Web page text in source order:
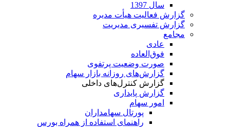
سال 1397
گزارش فعالیت هیأت مدیره
گزارش تفسیری مدیریت
مجامع
عادی
فوق‌العاده
صورت وضعیت پرتفوی
گزارش‌های روزانه بازار سهام
گزارش کنترل‌های داخلی
گزارش پایداری
امور سهام
پورتال سهامداران
راهنمای استفاده از همراه بورس